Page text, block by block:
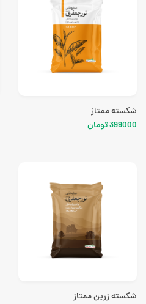
شکسته ممتاز
399000 تومان
شکسته زرین ممتاز